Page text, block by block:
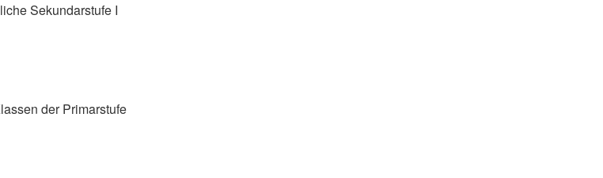
Sekundarstufe I
der Primarstufe